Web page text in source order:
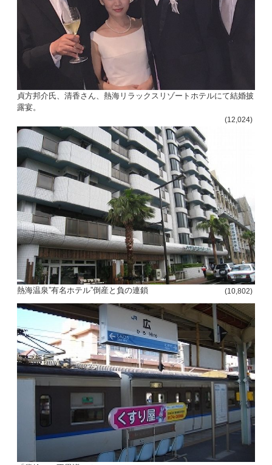
貞方邦介氏、清香さん、熱海リラックスリゾートホテルにて結婚披
露宴。
(12,024)
熱海温泉”有名ホテル”倒産と負の連鎖 (10,802)